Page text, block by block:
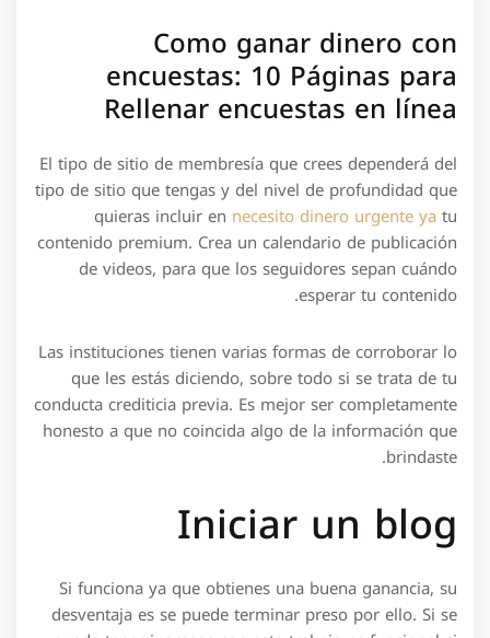
Como ganar dinero con
encuestas: 10 Páginas para
Rellenar encuestas en línea
El tipo de sitio de membresía que crees dependerá del
tipo de sitio que tengas y del nivel de profundidad que
quieras incluir en necesito dinero urgente yatu
contenido premium. Crea un calendario de publicación
de videos, para que los seguidores sepan cuándo
esperar tu contenido.
Las instituciones tienen varias formas de corroborar lo
que les estás diciendo, sobre todo si se trata de tu
conducta crediticia previa. Es mejor ser completamente
honesto a que no coincida algo de la información que
brindaste.
Iniciar un blog
Si funciona ya que obtienes una buena ganancia, su
desventaja es se puede terminar preso por ello. Si se